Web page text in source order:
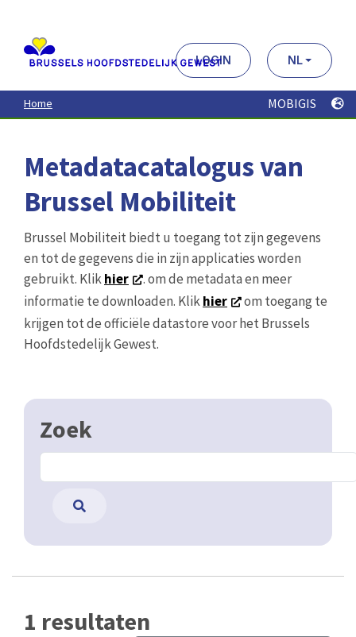
contenu
principal
LOGIN NL
Home MOBIGIS
Metadatacatalogus van
Brussel Mobiliteit
Brussel Mobiliteit biedt u toegang tot zijn gegevens
en tot de gegevens die in zijn applicaties worden
gebruikt. Klikhier
. om de metadata en meer
informatie te downloaden. Klikhier
om toegang te
krijgen tot de officiële datastore voor het Brussels
Hoofdstedelijk Gewest.
Zoek
1 resultaten